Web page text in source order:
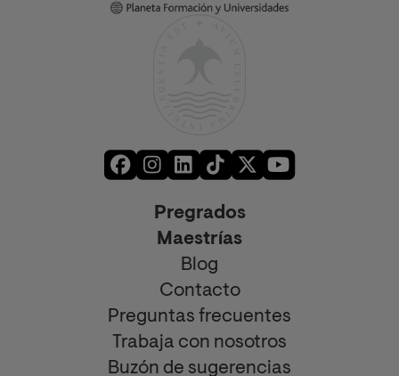
Pregrados
Maestrías
Blog
Contacto
Preguntas frecuentes
Trabaja con nosotros
Buzón de sugerencias